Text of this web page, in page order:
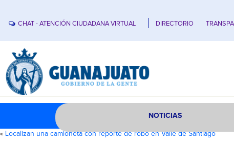
CHAT - ATENCIÓN CIUDADANA VIRTUAL DIRECTORIO
NOTICIAS
« Localizan una camioneta con reporte de robo en Valle de Santiago